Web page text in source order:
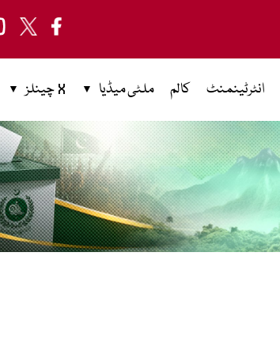
انٹرٹینمنٹ کالم ملٹی میڈیا X چینلز